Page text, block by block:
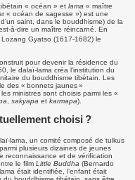
« océan » et lama « maître
« océan de sagesse ») est une
saint, dans le bouddhisme) de la
à-dire un maître réincarné. En
Gyatso (1617-1682) le
pour devenir la résidence du
le dalaï-lama créa l’institution du
du bouddhisme tibétain. Les
des « bonnets jaunes »
ministres sont choisis parmi les «
sakyapa et karmapa).
choisi ?
lama, un comité composé de tulkus
plusieurs dizaines de jeunes
reconnaissance et de vérification
le film Little Buddha (Bernardo
était identifiée, l’enfant était